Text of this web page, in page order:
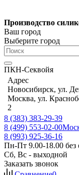
Производство
Ваш город
Выберите город
ПКН-Секвойя
Адрес
Новосибирск, ул.
Москва, ул.
2
8 (383) 383-29-39
8 (499) 553-02-00
8 (993) 925-36-16
Пн-Пт 9.00-18.00 без
Сб, Вс - выходной
Заказать звонок